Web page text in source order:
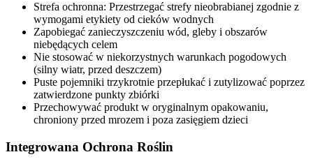
Strefa ochronna: Przestrzegać strefy nieobrabianej zgodnie z
wymogami etykiety od cieków wodnych
Zapobiegać zanieczyszczeniu wód, gleby i obszarów
niebędących celem
Nie stosować w niekorzystnych warunkach pogodowych
(silny wiatr, przed deszczem)
Puste pojemniki trzykrotnie przepłukać i zutylizować poprzez
zatwierdzone punkty zbiórki
Przechowywać produkt w oryginalnym opakowaniu,
chroniony przed mrozem i poza zasięgiem dzieci
Integrowana Ochrona Roślin